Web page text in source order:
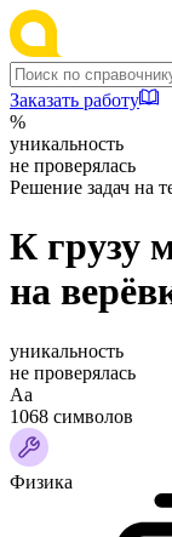
Заказать работу
%
уникальность
не проверялась
Решение задач на
К грузу
на
уникальность
не проверялась
Аа
1068 символов
Физика